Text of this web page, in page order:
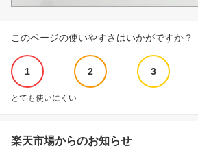
このページの使いやすさはいかがですか？
1 2 3
とても使いにくい
楽天市場からのお知らせ